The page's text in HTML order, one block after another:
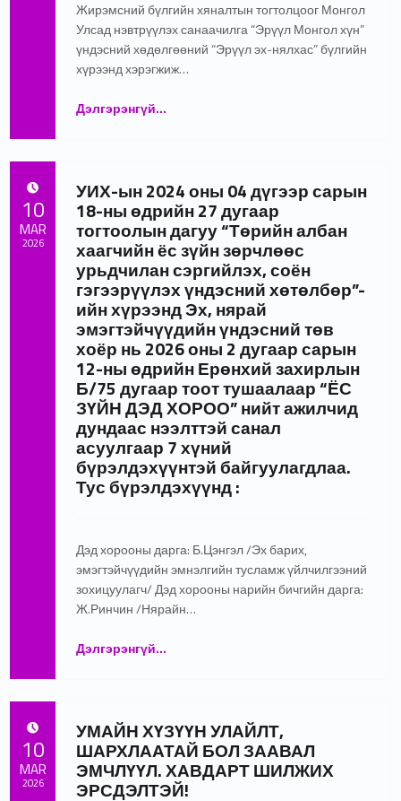
Жирэмсний бүлгийн хяналтын тогтолцоог Монгол
Улсад нэвтрүүлэх санаачилга “Эрүүл Монгол хүн”
үндэсний хөдөлгөөний “Эрүүл эх-нялхас” бүлгийн
хүрээнд хэрэгжиж…
Дэлгэрэнгүй““ЖИРЭМСНИЙ БҮЛГИЙН ХЯНАЛТ”-ЫН СУРГАГЧ БАГШ НАРЫГ ШИНЭЧИЛСЭН ХӨТӨЛБӨРӨӨР БЭЛДЭЖ БАЙНА”
…
УИХ-ын 2024 оны 04 дүгээр сарын
18-ны өдрийн 27 дугаар
тогтоолын дагуу “Төрийн албан
хаагчийн ёс зүйн зөрчлөөс
урьдчилан сэргийлэх, соён
гэгээрүүлэх үндэсний хөтөлбөр”-
ийн хүрээнд Эх, нярай
эмэгтэйчүүдийн үндэсний төв
хоёр нь 2026 оны 2 дугаар сарын
12-ны өдрийн Ерөнхий захирлын
Б/75 дугаар тоот тушаалаар “ЁС
ЗҮЙН ДЭД ХОРОО” нийт ажилчид
дундаас нээлттэй санал
асуулгаар 7 хүний
бүрэлдэхүүнтэй байгуулагдлаа.
Тус бүрэлдэхүүнд :
Дэд хорооны дарга: Б.Цэнгэл /Эх барих,
эмэгтэйчүүдийн эмнэлгийн тусламж үйлчилгээний
зохицуулагч/ Дэд хорооны нарийн бичгийн дарга:
Ж.Ринчин /Нярайн…
Дэлгэрэнгүй…
POSTED ON:10
MAR
2026
УМАЙН ХҮЗҮҮН УЛАЙЛТ,
ШАРХЛААТАЙ БОЛ ЗААВАЛ
ЭМЧЛҮҮЛ. ХАВДАРТ ШИЛЖИХ
ЭРСДЭЛТЭЙ!
POSTED ON:10
MAR
2026